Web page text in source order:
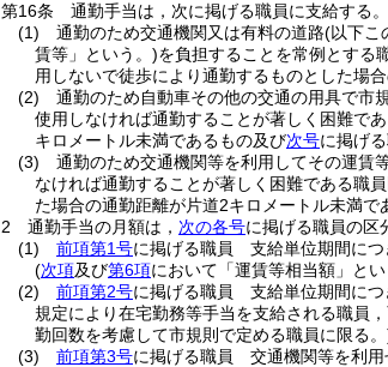
第16条
通勤手当は，次に掲げる職員に支給する。
(1)
通勤のため交通機関又は有料の道路(以下こ
賃等」という。)を負担することを常例とする
用しないで徒歩により通勤するものとした場
(2)
通勤のため自動車その他の交通の用具で市
使用しなければ通勤することが著しく困難で
キロメートル未満であるもの及び次号に掲げ
(3)
通勤のため交通機関等を利用してその運賃
なければ通勤することが著しく困難である職
た場合の通勤距離が片道2キロメートル未満で
2
通勤手当の月額は， 次の各号に掲げる職員の区
(1)
前項第1号に掲げる職員 支給単位期間につ
(次項及び第6項において「運賃等相当額」と
(2)
前項第2号に掲げる職員 支給単位期間につ
規定により在宅勤務等手当を支給される職員
勤回数を考慮して市規則で定める職員に限る
(3)
前項第3号に掲げる職員 交通機関等を利用